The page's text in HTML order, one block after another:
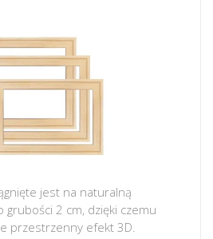
jest na naturalną
grubości 2 cm, dzięki czemu
przestrzenny efekt 3D.